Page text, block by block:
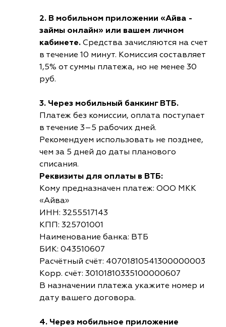
2. В мобильном приложении «Айва -
займы онлайн» или вашем личном
кабинете. Средства зачисляются на счет
в течение 10 минут. Комиссия составляет
1,5% от суммы платежа, но не менее 30
руб.
3. Через мобильный банкинг ВТБ.
Платеж без комиссии, оплата поступает
в течение 3–5 рабочих дней.
Рекомендуем использовать не позднее,
чем за 5 дней до даты планового
списания.
Реквизиты для оплаты в ВТБ:
Кому предназначен платеж: ООО МКК
«Айва»
ИНН: 3255517143
КПП: 325701001
Наименование банка: ВТБ
БИК: 043510607
Расчётный счёт: 40701810541300000003
Корр. счёт: 30101810335100000607
В назначении платежа укажите номер и
дату вашего договора.
4. Через мобильное приложение